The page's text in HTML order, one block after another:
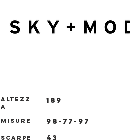
ALTEZZ
A
MISURE
SCARPE
189
98-77-97
43